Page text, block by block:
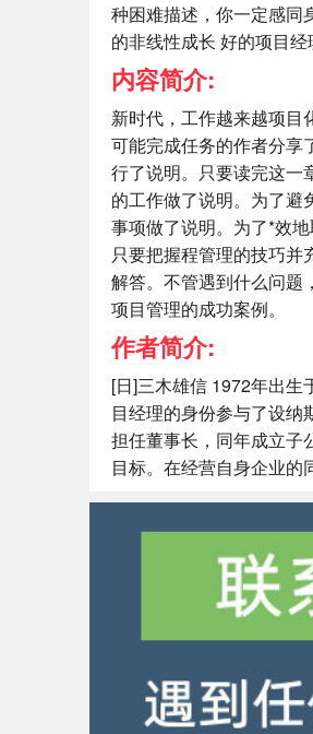
种困难描述，你一定感同
的非线性成长 好的项目
内容简介:
新时代，工作越来越项目
可能完成任务的作者分享
行了说明。只要读完这一
的工作做了说明。为了避
事项做了说明。为了*效
只要把握程管理的技巧
解答。不管遇到什么问题
项目管理的成功案例。
作者简介:
[日]三木雄信 1972年出
目经理的身份参与了设纳
担任董事长，同年成立子
目标。在经营自身企业的